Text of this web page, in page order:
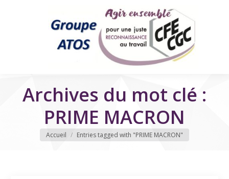
Archives du mot clé :
PRIME MACRON
Vous êtes ici
Accueil Entries tagged with "PRIME MACRON"